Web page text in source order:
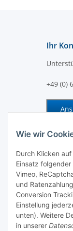
Wie wir
Durch Klicken
Einsatz folgender
Vimeo,
und
Conversion
Einstellung
unten). Weitere
in unserer
Ihr
+49 (0)